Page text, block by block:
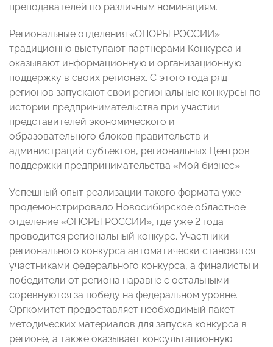
преподавателей по различным номинациям.
Региональные отделения «ОПОРЫ РОССИИ»
традиционно выступают партнерами Конкурса и
оказывают информационную и организационную
поддержку в своих регионах. С этого года ряд
регионов запускают свои региональные конкурсы по
истории предпринимательства при участии
представителей экономического и
образовательного блоков правительств и
администраций субъектов, региональных Центров
поддержки предпринимательства «Мой бизнес».
Успешный опыт реализации такого формата уже
продемонстрировало Новосибирское областное
отделение «ОПОРЫ РОССИИ», где уже 2 года
проводится региональный конкурс. Участники
регионального конкурса автоматически становятся
участниками федерального конкурса, а финалисты и
победители от региона наравне с остальными
соревнуются за победу на федеральном уровне.
Оргкомитет предоставляет необходимый пакет
методических материалов для запуска конкурса в
регионе, а также оказывает консультационную